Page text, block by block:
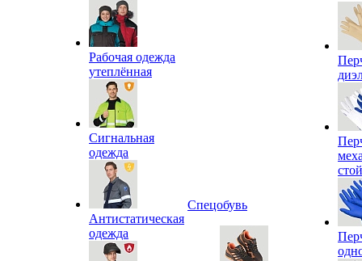
Рабочая одежда
утеплённая
Сигнальная
одежда
Антистатическая
одежда
Спецобувь